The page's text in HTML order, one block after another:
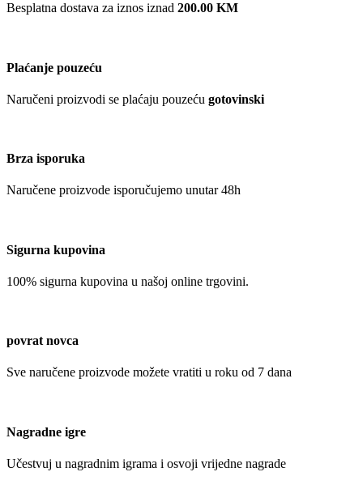
Besplatna dostava za iznos iznad 200.00 KM
Plaćanje pouzeću
Naručeni proizvodi se plaćaju pouzeću gotovinski
Brza isporuka
Naručene proizvode isporučujemo unutar 48h
Sigurna kupovina
100% sigurna kupovina u našoj online trgovini.
povrat novca
Sve naručene proizvode možete vratiti u roku od 7 dana
Nagradne igre
Učestvuj u nagradnim igrama i osvoji vrijedne nagrade